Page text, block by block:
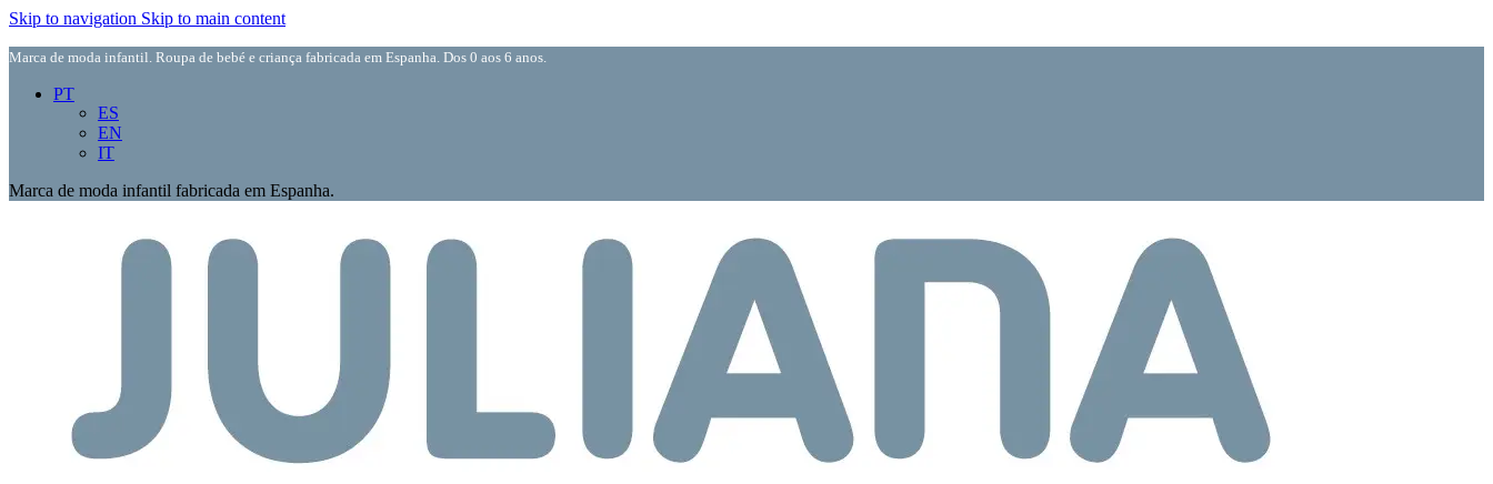
Skip to navigation Skip to main content
Marca de moda infantil. Roupa de bebé e criança fabricada em Espanha. Dos 0 aos 6 anos.
PT
ES
EN
IT
Marca de moda infantil fabricada em Espanha.